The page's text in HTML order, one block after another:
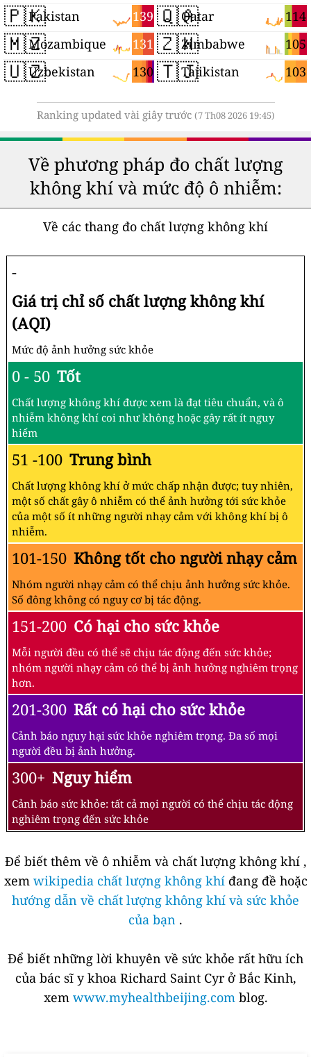
🇵🇰 139
Pakistan
🇲🇿 131
Mozambique
🇺🇿 130
Uzbekistan
🇶🇦 114
Qatar
🇿🇼 105
Zimbabwe
🇹🇯 103
Tajikistan
Ranking updated vài giây trước (7 Th08 2026 19:45)
Về phương pháp đo chất lượng
không khí và mức độ ô nhiễm:
Về các thang đo chất lượng không khí
-
Giá trị chỉ số chất lượng không khí
(AQI)
Mức độ ảnh hưởng sức khỏe
0 - 50 Tốt
Chất lượng không khí được xem là đạt tiêu chuẩn, và ô
nhiễm không khí coi như không hoặc gây rất ít nguy
hiểm
51 -100 Trung bình
Chất lượng không khí ở mức chấp nhận được; tuy nhiên,
một số chất gây ô nhiễm có thể ảnh hưởng tới sức khỏe
của một số ít những người nhạy cảm với không khí bị ô
nhiễm.
101-150 Không tốt cho người nhạy cảm
Nhóm người nhạy cảm có thể chịu ảnh hưởng sức khỏe.
Số đông không có nguy cơ bị tác động.
151-200 Có hại cho sức khỏe
Mỗi người đều có thể sẽ chịu tác động đến sức khỏe;
nhóm người nhạy cảm có thể bị ảnh hưởng nghiêm trọng
hơn.
201-300 Rất có hại cho sức khỏe
Cảnh báo nguy hại sức khỏe nghiêm trọng. Đa số mọi
người đều bị ảnh hưởng.
300+ Nguy hiểm
Cảnh báo sức khỏe: tất cả mọi người có thể chịu tác động
nghiêm trọng đến sức khỏe
Để biết thêm về ô nhiễm và chất lượng không khí ,
xem wikipedia chất lượng không khíđang đề hoặc
hướng dẫn về chất lượng không khí và sức khỏe
của bạn .
Để biết những lời khuyên về sức khỏe rất hữu ích
của bác sĩ y khoa Richard Saint Cyr ở Bắc Kinh,
xem www.myhealthbeijing.com blog.